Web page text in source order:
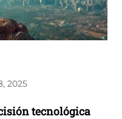
2025
tecnológica